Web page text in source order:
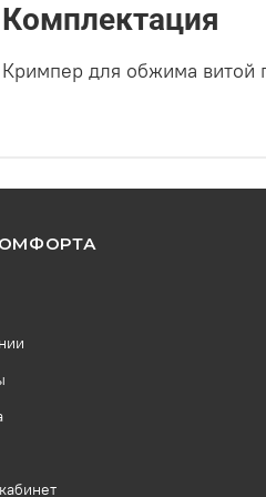
Комплектация
Кримпер для обжима витой